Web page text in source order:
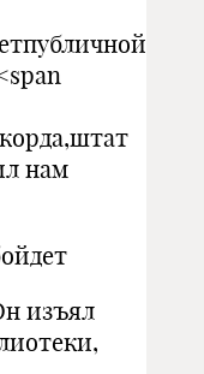
нам
изъял